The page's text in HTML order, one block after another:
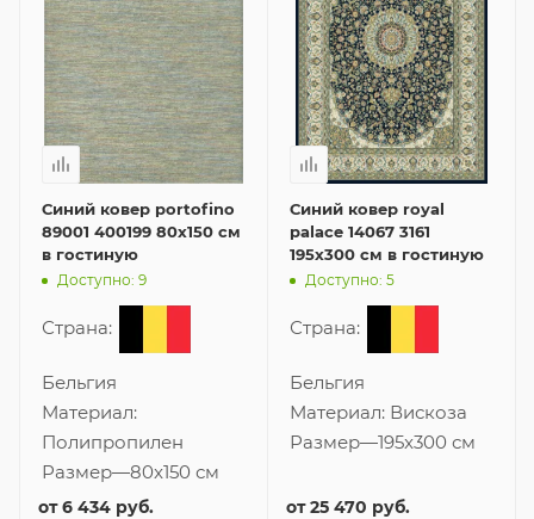
Синий ковер portofino
89001 400199 80x150 см
в гостиную
Доступно: 9
Страна:
Бельгия
Материал:
Полипропилен
Размер—80x150 см
от6 434 руб.
Синий ковер royal
palace 14067 3161
195x300 см в гостиную
Доступно: 5
Страна:
Бельгия
Материал: Вискоза
Размер—195x300 см
от25 470 руб.